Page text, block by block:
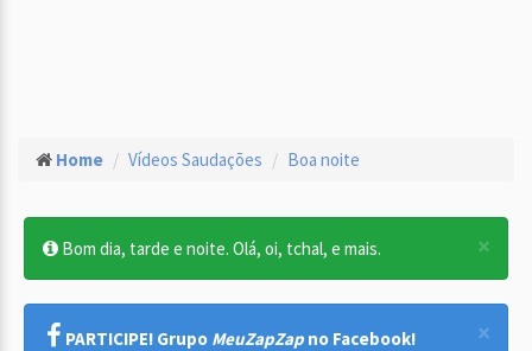
Home Vídeos Saudações Boa noite
×
Bom dia, tarde e noite. Olá, oi, tchal, e mais.
×
PARTICIPE! Grupo MeuZapZap no Facebook!